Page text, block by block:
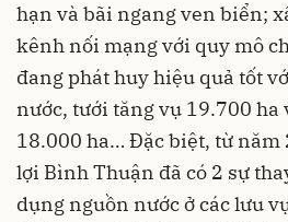
hạn và bãi ngang ven biển;
kênh nối mạng với quy mô
đang phát huy hiệu quả tốt
nước, tưới tăng vụ 19.700
18.000 ha… Đặc biệt, từ năm
lợi Bình Thuận đã có 2 sự
dụng nguồn nước ở các lưu